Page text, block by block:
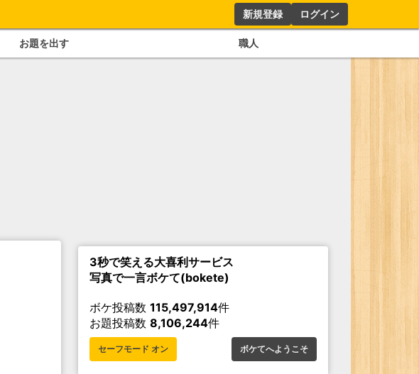
新規登録 ログイン
お題を出す 職人
3秒で笑える大喜利サービス
写真で一言ボケて(bokete)
ボケ投稿数 115,497,914件
お題投稿数 8,106,244件
セーフモード オン ボケてへようこそ